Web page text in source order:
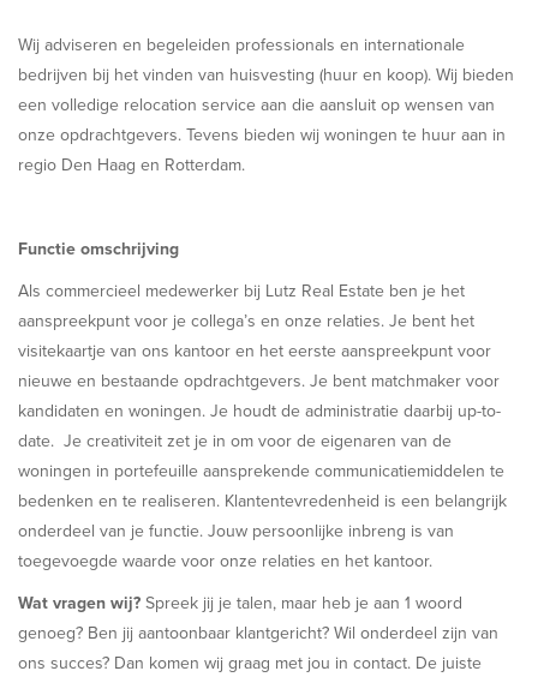
Wij adviseren en begeleiden professionals en internationale
bedrijven bij het vinden van huisvesting (huur en koop). Wij bieden
een volledige relocation service aan die aansluit op wensen van
onze opdrachtgevers. Tevens bieden wij woningen te huur aan in
regio Den Haag en Rotterdam.
Functie omschrijving
Als commercieel medewerker bij Lutz Real Estate ben je het
aanspreekpunt voor je collega’s en onze relaties. Je bent het
visitekaartje van ons kantoor en het eerste aanspreekpunt voor
nieuwe en bestaande opdrachtgevers. Je bent matchmaker voor
kandidaten en woningen. Je houdt de administratie daarbij up-to-
date. Je creativiteit zet je in om voor de eigenaren van de
woningen in portefeuille aansprekende communicatiemiddelen te
bedenken en te realiseren. Klantentevredenheid is een belangrijk
onderdeel van je functie. Jouw persoonlijke inbreng is van
toegevoegde waarde voor onze relaties en het kantoor.
Wat vragen wij? Spreek jij je talen, maar heb je aan 1 woord
genoeg? Ben jij aantoonbaar klantgericht? Wil onderdeel zijn van
ons succes? Dan komen wij graag met jou in contact. De juiste